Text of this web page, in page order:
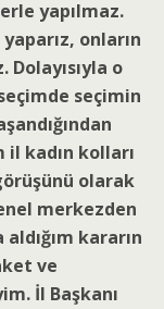
yapılmaz.
onların
o
seçimin
il kadın kolları
olarak
merkezden
kararın
ve
İl Başkanı